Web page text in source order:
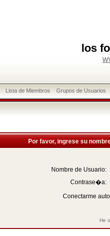
los
Lista de Miembros Grupos de Usuarios
Por favor, ingrese su
Nombre de Usuario:
Contrase�a:
Conectarme
He